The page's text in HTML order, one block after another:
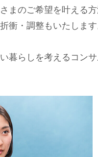
まのご希望を叶える
衝・調整もいたします
暮らしを考えるコン